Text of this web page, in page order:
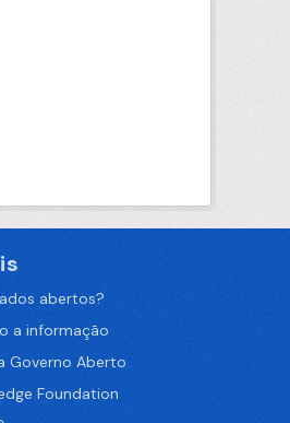
abertos?
a informação
Governo Aberto
Foundation